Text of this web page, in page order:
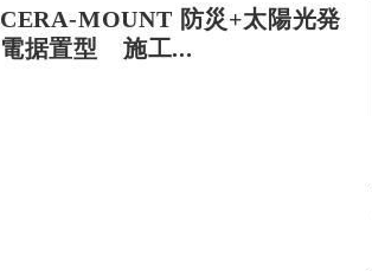
CERA-MOUNT 防災+太陽光発
電据置型 施工...